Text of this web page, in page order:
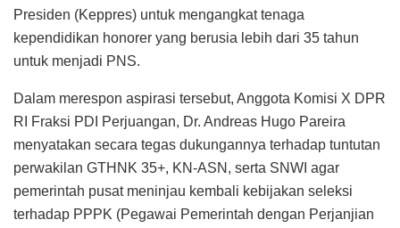
Presiden (Keppres) untuk mengangkat tenaga
kependidikan honorer yang berusia lebih dari 35 tahun
untuk menjadi PNS.
Dalam merespon aspirasi tersebut, Anggota Komisi X DPR
RI Fraksi PDI Perjuangan, Dr. Andreas Hugo Pareira
menyatakan secara tegas dukungannya terhadap tuntutan
perwakilan GTHNK 35+, KN-ASN, serta SNWI agar
pemerintah pusat meninjau kembali kebijakan seleksi
terhadap PPPK (Pegawai Pemerintah dengan Perjanjian